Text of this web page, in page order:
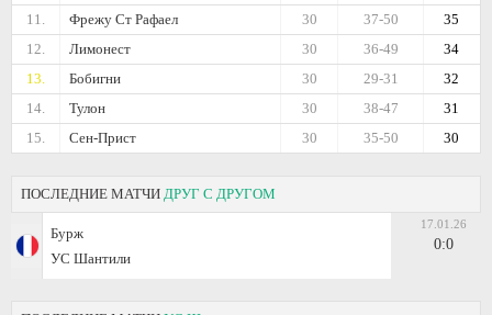
11.
Фрежу Ст Рафаел 35
37-50
30
12.
Лимонест 34
36-49
30
13.
Бобигни 32
29-31
30
14.
Тулон 31
38-47
30
15.
Сен-Прист 30
35-50
30
ПОСЛЕДНИЕ МАТЧИ ДРУГ С ДРУГОМ
Бурж
УС Шантили
17.01.26
0:0